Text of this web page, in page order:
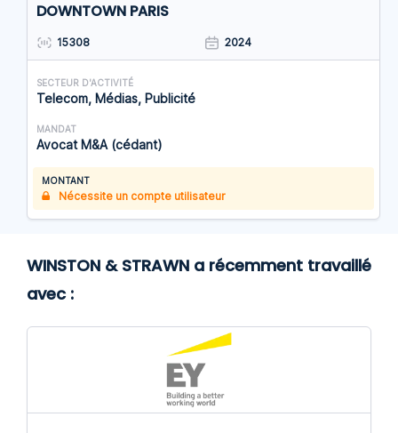
DOWNTOWN PARIS
15308 2024
SECTEUR D'ACTIVITÉ
Telecom, Médias, Publicité
MANDAT
Avocat M&A (cédant)
MONTANT
Nécessite un compte utilisateur
WINSTON & STRAWN a récemment travaillé
avec :